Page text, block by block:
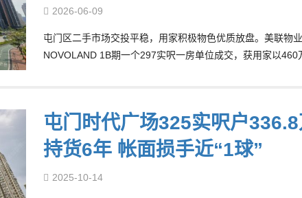
2026-06-09
屯门区二手市场交投平稳，用家积极物色优质放盘。美联物
NOVOLAND 1B期一个297实呎一房单位成交，获用家以
屯门时代广场325实呎户
持货6年 帐面损手近“1球”
2025-10-14